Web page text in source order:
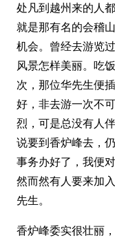
处凡到越州来的人
就是那有名的会稽
机会。曾经去游览
风景怎样美丽。吃
次，那位华先生便
好，非去游一次不
烈，可是总没有人
说要到香炉峰去，
事务办好了，我便
然而然有人要来加
先生。
香炉峰委实很壮丽